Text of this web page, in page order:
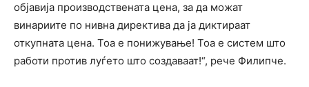
објавија производствената цена, за да можат
винариите по нивна директива да ја диктираат
откупната цена. Тоа е понижување! Тоа е систем што
работи против луѓето што создаваат!“, рече Филипче.